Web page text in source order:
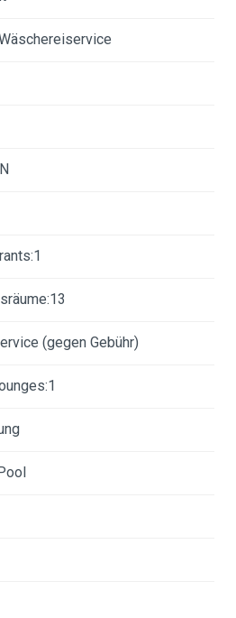
(gegen Gebühr)